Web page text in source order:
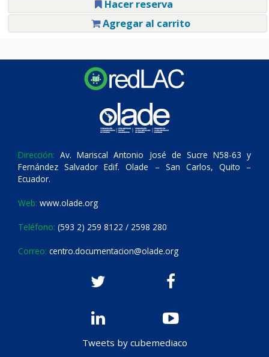
Hacer reserva
Agregar al carrito
Dirección: Av. Mariscal Antonio José de Sucre N58-63 y
Fernández Salvador Edif. Olade – San Carlos, Quito –
Ecuador.
Web: www.olade.org
Teléfono: (593 2) 259 8122 / 2598 280
Correo: centro.documentacion@olade.org
Tweets by cubemediaco